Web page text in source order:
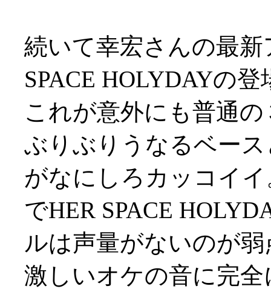
続いて幸宏さんの最
SPACE HOLYDAYの登
これが意外にも普通
ぶりぶりうなるベー
がなにしろカッコイイ
でHER SPACE
ルは声量がないのが弱
激しいオケの音に完